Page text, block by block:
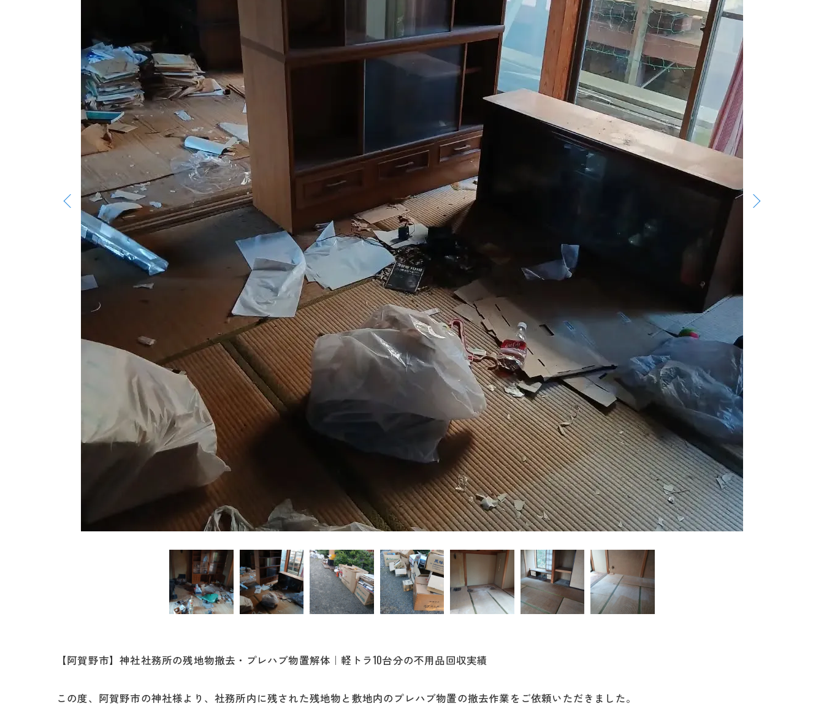
【阿賀野市】神社社務所の残地物撤去・プレハブ物置解体｜軽トラ10台分の不用品回収実績
この度、阿賀野市の神社様より、社務所内に残された残地物と敷地内のプレハブ物置の撤去作業をご依頼いただきました。